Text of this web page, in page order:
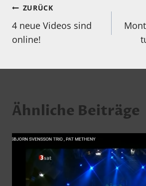
Beitragsnavigation
ZURÜCK
4 neue Videos sind
online!
Ähnliche Beiträge